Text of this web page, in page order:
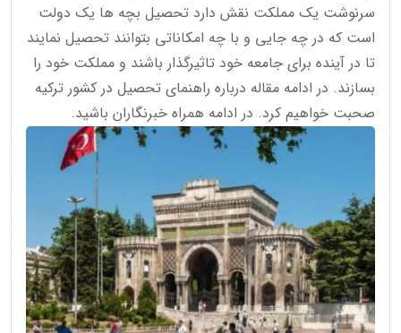
سرنوشت یک مملکت نقش دارد تحصیل بچه ها یک دولت
است که در چه جایی و با چه امکاناتی بتوانند تحصیل نمایند
تا در آینده برای جامعه خود تاثیرگذار باشند و مملکت خود را
بسازند. در ادامه مقاله درباره راهنمای تحصیل در کشور ترکیه
صحبت خواهیم کرد. در ادامه همراه خبرنگاران باشید.